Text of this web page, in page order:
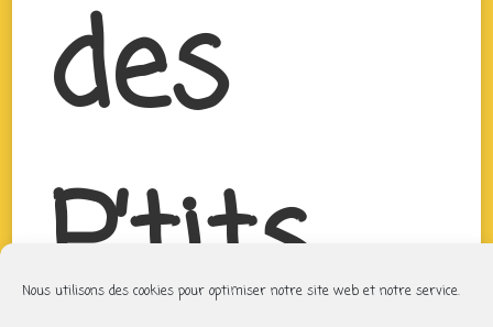
Nous utilisons des cookies pour optimiser notre site web et notre service.
des
P’tits